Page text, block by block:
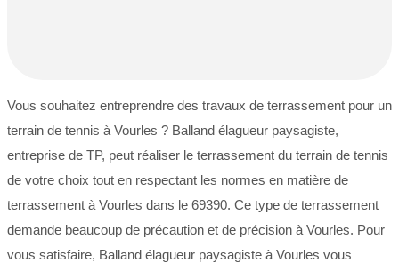
Vous souhaitez entreprendre des travaux de terrassement pour un
terrain de tennis à Vourles ? Balland élagueur paysagiste,
entreprise de TP, peut réaliser le terrassement du terrain de tennis
de votre choix tout en respectant les normes en matière de
terrassement à Vourles dans le 69390. Ce type de terrassement
demande beaucoup de précaution et de précision à Vourles. Pour
vous satisfaire, Balland élagueur paysagiste à Vourles vous